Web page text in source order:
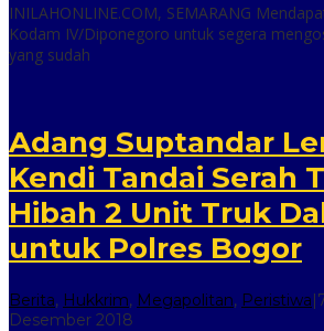
online
INILAHONLINE.COM, SEMARANG
Kodam IV/Diponegoro untuk segera
yang sudah
Adang Suptandar
Kendi Tandai Serah
Hibah 2 Unit Truk
untuk Polres Bogor
Berita, Hukkrim, Megapolitan, Peristiwa|
Desember 2018